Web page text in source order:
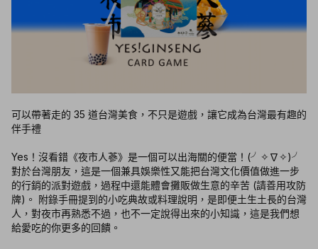
可以帶著走的 35 道台灣美食，不只是遊戲，讓它成為台灣最有趣的
伴手禮
Yes！沒看錯《夜市人蔘》是一個可以出海關的便當！(╯✧∇✧)╯
對於台灣朋友，這是一個兼具娛樂性又能把台灣文化價值做進一步
的行銷的派對遊戲，過程中還能體會攤販做生意的辛苦 (請善用攻防
牌)。 附錄手冊提到的小吃典故或料理說明，是即便土生土長的台灣
人，對夜市再熟悉不過，也不一定說得出來的小知識，這是我們想
給愛吃的你更多的回饋。